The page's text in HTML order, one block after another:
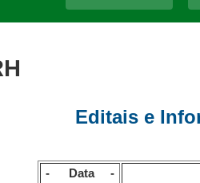
Editais e
- Data -